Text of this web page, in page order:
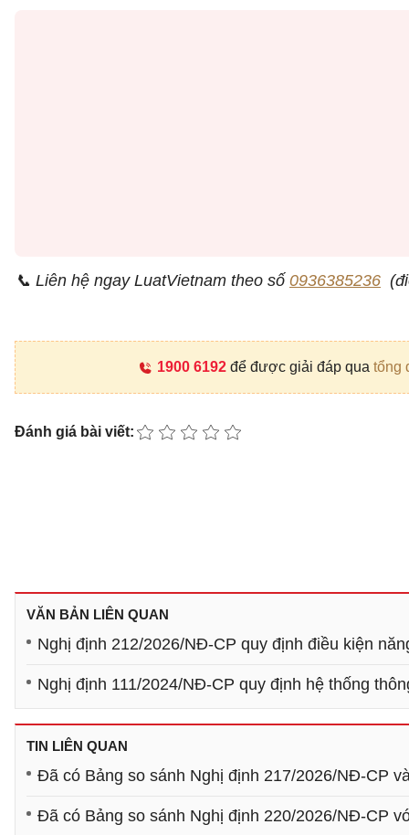
📞 Liên hệ ngay LuatVietnam theo số 0936385236
1900 6192để được giải đáp qua tổng
Đánh giá bài viết:
VĂN BẢN LIÊN QUAN
Nghị định 212/2026/NĐ-CP quy định điều kiện
Nghị định 111/2024/NĐ-CP quy định hệ thống
TIN LIÊN QUAN
Đã có Bảng so sánh Nghị định 217/2026/NĐ-CP
Đã có Bảng so sánh Nghị định 220/2026/NĐ-CP